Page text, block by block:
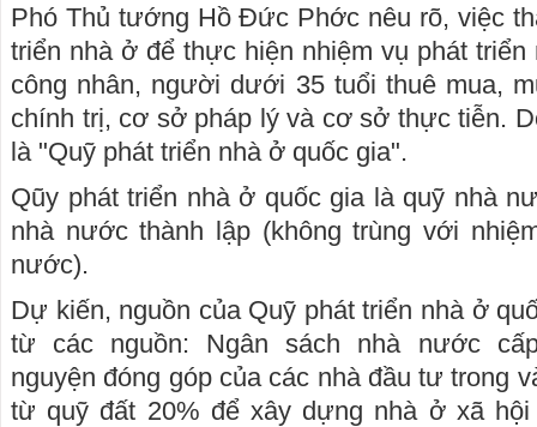
Phó Thủ tướng Hồ Đức Phớc nêu rõ, việc
triển nhà ở để thực hiện nhiệm vụ phát
công nhân, người dưới 35 tuổi thuê mua,
chính trị, cơ sở pháp lý và cơ sở thực tiễn.
là "Quỹ phát triển nhà ở quốc gia".
Qũy phát triển nhà ở quốc gia là quỹ nhà
nhà nước thành lập (không trùng với
nước).
Dự kiến, nguồn của Quỹ phát triển nhà ở
từ các nguồn: Ngân sách nhà nước
nguyện đóng góp của các nhà đầu tư trong
từ quỹ đất 20% để xây dựng nhà ở xã